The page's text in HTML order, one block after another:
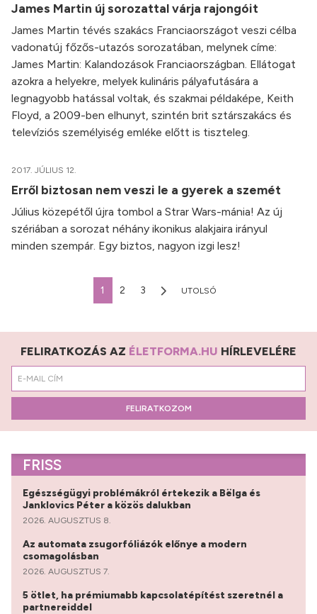
James Martin új sorozattal várja rajongóit
James Martin tévés szakács Franciaországot veszi célba
vadonatúj főzős-utazós sorozatában, melynek címe:
James Martin: Kalandozások Franciaországban. Ellátogat
azokra a helyekre, melyek kulináris pályafutására a
legnagyobb hatással voltak, és szakmai példaképe, Keith
Floyd, a 2009-ben elhunyt, szintén brit sztárszakács és
televíziós személyiség emléke előtt is tiszteleg.
2017. JÚLIUS 12.
Erről biztosan nem veszi le a gyerek a szemét
Július közepétől újra tombol a Strar Wars-mánia! Az új
szériában a sorozat néhány ikonikus alakjaira irányul
minden szempár. Egy biztos, nagyon izgi lesz!
1 2 3 UTOLSÓ
FELIRATKOZÁS AZ ÉLETFORMA.HU HÍRLEVELÉRE
FELIRATKOZOM
FRISS
Egészségügyi problémákról értekezik a Bëlga és
Janklovics Péter a közös dalukban
2026. AUGUSZTUS 8.
Az automata zsugorfóliázók előnye a modern
csomagolásban
2026. AUGUSZTUS 7.
5 ötlet, ha prémiumabb kapcsolatépítést szeretnél a
partnereiddel